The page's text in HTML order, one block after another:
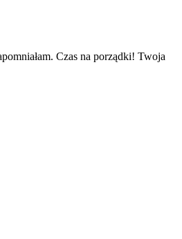
Czas na porządki! Twoja